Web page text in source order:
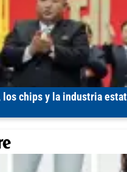
los chips y la industria